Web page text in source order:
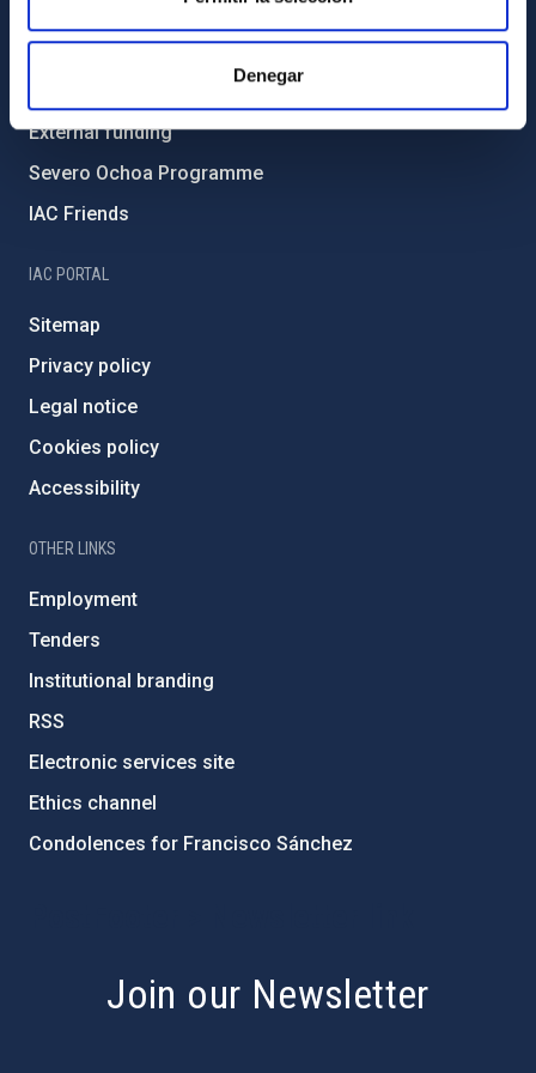
Denegar
Environment and Sustainability
Forever IAC
External funding
Severo Ochoa Programme
IAC Friends
IAC PORTAL
Sitemap
Privacy policy
Legal notice
Cookies policy
Accessibility
OTHER LINKS
Employment
Tenders
Institutional branding
RSS
Electronic services site
Ethics channel
Condolences for Francisco Sánchez
Join our Newsletter